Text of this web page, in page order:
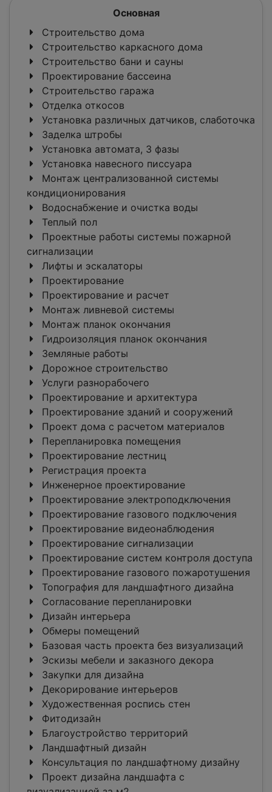
Основная
Строительство дома
Строительство каркасного дома
Строительство бани и сауны
Проектирование бассеина
Строительство гаража
Отделка откосов
Установка различных датчиков, слаботочка
Заделка штробы
Установка автомата, 3 фазы
Установка навесного писсуара
Монтаж централизованной системы
кондиционирования
Водоснабжение и очистка воды
Теплый пол
Проектные работы системы пожарной
сигнализации
Лифты и эскалаторы
Проектирование
Проектирование и расчет
Монтаж ливневой системы
Монтаж планок окончания
Гидроизоляция планок окончания
Земляные работы
Дорожное строительство
Услуги разнорабочего
Проектирование и архитектура
Проектирование зданий и сооружений
Проект дома с расчетом материалов
Перепланировка помещения
Проектирование лестниц
Регистрация проекта
Инженерное проектирование
Проектирование электроподключения
Проектирование газового подключения
Проектирование видеонаблюдения
Проектирование сигнализации
Проектирование систем контроля доступа
Проектирование газового пожаротушения
Топография для ландшафтного дизайна
Согласование перепланировки
Дизайн интерьера
Обмеры помещений
Базовая часть проекта без визуализаций
Эскизы мебели и заказного декора
Закупки для дизайна
Декорирование интерьеров
Художественная роспись стен
Фитодизайн
Благоустройство территорий
Ландшафтный дизайн
Консультация по ландшафтному дизайну
Проект дизайна ландшафта с